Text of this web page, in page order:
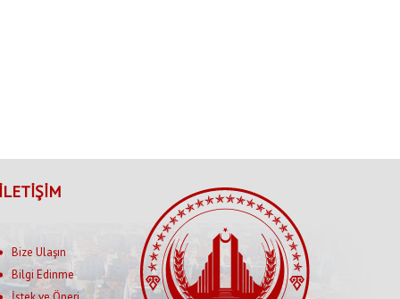
Bize Ulaşın
Bilgi Edinme